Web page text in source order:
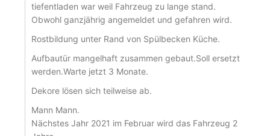
tiefentladen war weil Fahrzeug zu lange stand.
Obwohl ganzjährig angemeldet und gefahren wird.
Rostbildung unter Rand von Spülbecken Küche.
Aufbautür mangelhaft zusammen gebaut.Soll ersetzt
werden.Warte jetzt 3 Monate.
Dekore lösen sich teilweise ab.
Mann Mann.
Nächstes Jahr 2021 im Februar wird das Fahrzeug 2